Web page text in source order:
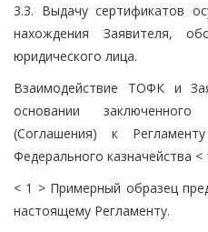
3.3. Выдачу сертификатов
нахождения Заявителя,
юридического лица.
Взаимодействие ТОФК и
основании
(Соглашения) к
Федерального казначейства
< 1 > Примерный образец
настоящему Регламенту.